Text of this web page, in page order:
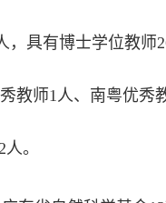
具有博士学位教师
教师1人、南粤优秀
。